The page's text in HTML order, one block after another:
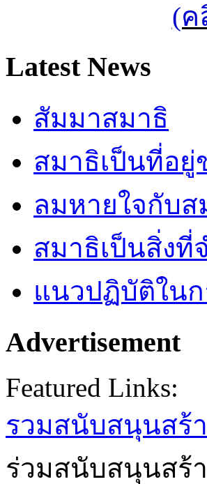
(ค
Latest News
สัมมาสมาธิ
สมาธิเป็นที่อยู่
ลมหายใจกับส
สมาธิเป็นสิ่งที่
แนวปฏิบัติใน
Advertisement
Featured Links:
รวมสนับสนุนสร้
ร่วมสนับสนุนสร้